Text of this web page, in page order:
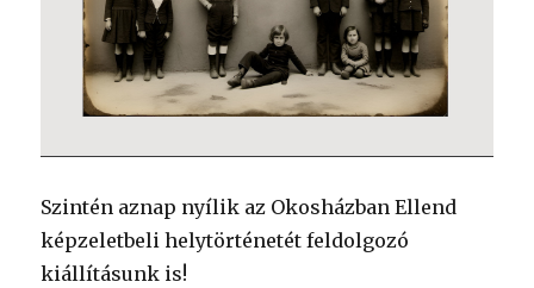
Szintén aznap nyílik az Okosházban Ellend
képzeletbeli helytörténetét feldolgozó
kiállításunk is!